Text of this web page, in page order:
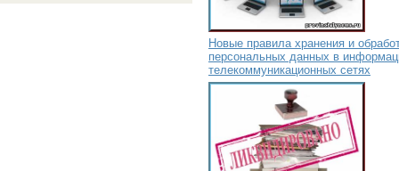
Новые правила хранения и
персональных данных в
телекоммуникационных сетях